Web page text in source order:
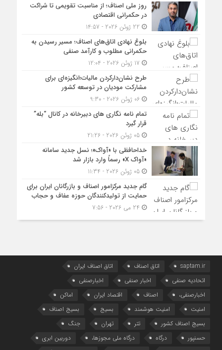
روز ملی اصناف؛ از مناسبت تقویمی تا شراکت
در حکمرانی اقتصادی
بلوغ نهادی اتاق‌های اصناف؛ مسیر رسیدن به
حکمرانی مطلوب و کارآمد صنفی
طرح نشان‌دارکردن مالیات؛انگیزه‌ای برای
مشارکت مودیان در توسعه کشور
06 ژوئن 2026 - 9:30
تمام نامه نگاری های دبیرخانه در کانال “بله”
قرار گیرد
05 ژوئن 2026 - 21:26
خداحافظی با «آواک»؛ نسل جدید سامانه
«آواک X» رسماً وارد بازار شد
05 ژوئن 2026 - 11:34
گام جدید مرکزامور اصناف و بازرگانان ایران برای
حمایت از تولیدکنندگان حوزه عفاف و حجاب
saptam.ir اتاق اصناف
اتاق اصناف ایران
اتحادیه صنفی
اخبار صنفی
اخبارصنفی
اخبارصنفی،
اصناف اقتصاد ایران
اماکن
امنیت
امنیت هوشمند بسیج
بسیج اصناف
بسیج اصناف کشور
تتر تهران
جنگ
حسنپور
درگاه درگاه ملی مجوزها،
دوربین ابری